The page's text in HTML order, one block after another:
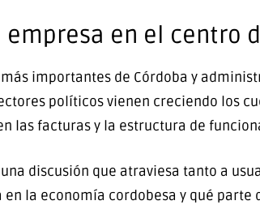
empresa en el centro
más importantes de Córdoba y
políticos vienen creciendo los
las facturas y la estructura de
discusión que atraviesa tanto a
la economía cordobesa y qué